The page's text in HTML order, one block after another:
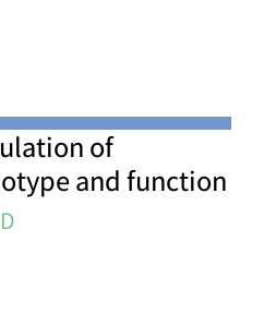
of
and function